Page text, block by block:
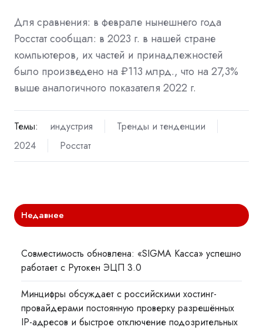
Для сравнения: в феврале нынешнего года
Росстат сообщал: в 2023 г. в нашей стране
компьютеров, их частей и принадлежностей
было произведено на ₽113 млрд., что на 27,3%
выше аналогичного показателя 2022 г.
Темы: индустрия
Тренды и тенденции
2024
Росстат
Недавнее
Совместимость обновлена: «SIGMA Касса» успешно
работает с Рутокен ЭЦП 3.0
Минцифры обсуждает с российскими хостинг-
провайдерами постоянную проверку разрешённых
IP-адресов и быстрое отключение подозрительных